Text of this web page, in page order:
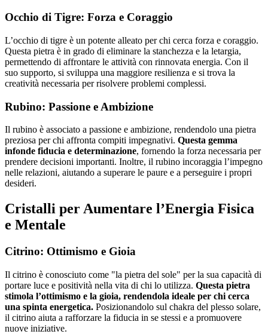
Occhio di Tigre: Forza e Coraggio
L’occhio di tigre è un potente alleato per chi cerca forza e coraggio.
Questa pietra è in grado di eliminare la stanchezza e la letargia,
permettendo di affrontare le attività con rinnovata energia. Con il
suo supporto, si sviluppa una maggiore resilienza e si trova la
creatività necessaria per risolvere problemi complessi.
Rubino: Passione e Ambizione
Il rubino è associato a passione e ambizione, rendendolo una pietra
preziosa per chi affronta compiti impegnativi. Questa gemma
infonde fiducia e determinazione, fornendo la forza necessaria per
prendere decisioni importanti. Inoltre, il rubino incoraggia l’impegno
nelle relazioni, aiutando a superare le paure e a perseguire i propri
desideri.
Cristalli per Aumentare l’Energia Fisica
e Mentale
Citrino: Ottimismo e Gioia
Il citrino è conosciuto come "la pietra del sole" per la sua capacità di
portare luce e positività nella vita di chi lo utilizza. Questa pietra
stimola l’ottimismo e la gioia, rendendola ideale per chi cerca
una spinta energetica. Posizionandolo sul chakra del plesso solare,
il citrino aiuta a rafforzare la fiducia in se stessi e a promuovere
nuove iniziative.